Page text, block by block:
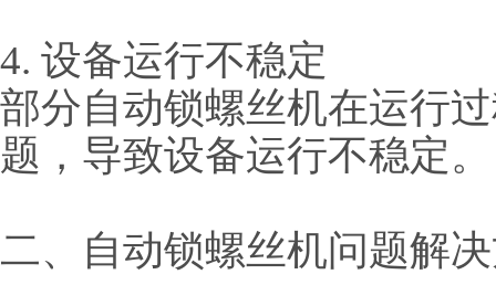
4. 设备运行不稳定
部分自动锁螺丝机在运行
题，导致设备运行不稳定。
二、自动锁螺丝机问题解